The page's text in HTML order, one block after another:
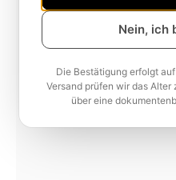
Nein, ich
Die Bestätigung erfolgt
Versand prüfen wir das
über eine